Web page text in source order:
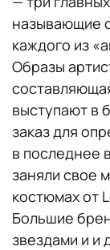
называющие
каждого из
Образы
выступают в
заказ для
в последнее
заняли свое
костюмах от
Большие
звездами и и